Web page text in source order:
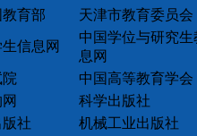
育部 天津市教育委员会
信息网
中国学位与研究生
息网
中国高等教育学会
科学出版社
社
机械工业出版社